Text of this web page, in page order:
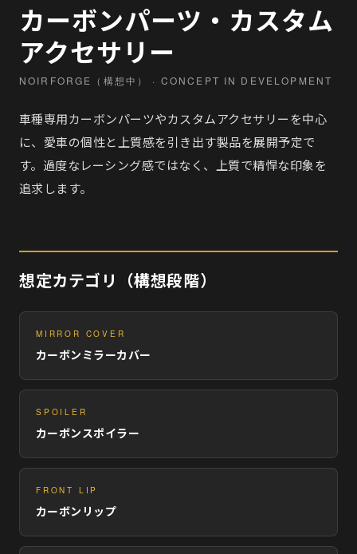
カーボンパーツ・カスタム
アクセサリー
NOIRFORGE（構想中） · CONCEPT IN DEVELOPMENT
車種専用カーボンパーツやカスタムアクセサリーを中心
に、愛車の個性と上質感を引き出す製品を展開予定で
す。過度なレーシング感ではなく、上質で精悍な印象を
追求します。
想定カテゴリ（構想段階）
MIRROR COVER
カーボンミラーカバー
SPOILER
カーボンスポイラー
FRONT LIP
カーボンリップ